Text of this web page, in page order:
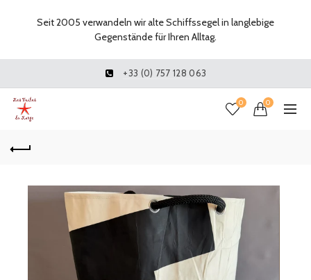
+33 (0) 757 128 063
0 0
Seit 2005 verwandeln wir alte Schiffssegel in langlebige
Gegenstände für Ihren Alltag.